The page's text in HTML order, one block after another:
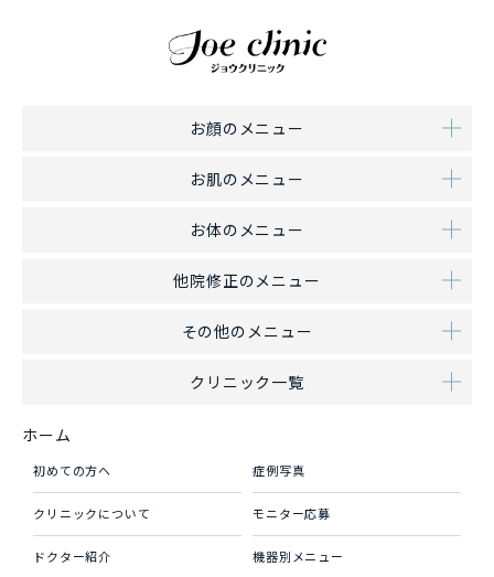
お顔のメニュー
お肌のメニュー
お体のメニュー
他院修正のメニュー
その他のメニュー
クリニック一覧
ホーム
初めての方へ 症例写真
クリニックについて モニター応募
ドクター紹介 機器別メニュー